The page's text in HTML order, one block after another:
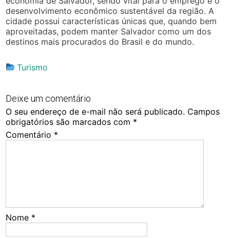
desenvolvimento econômico sustentável da região. A
cidade possui características únicas que, quando bem
aproveitadas, podem manter Salvador como um dos
destinos mais procurados do Brasil e do mundo.
Turismo
Deixe um comentário
O seu endereço de e-mail não será publicado. Campos
obrigatórios são marcados com *
Comentário *
Nome *